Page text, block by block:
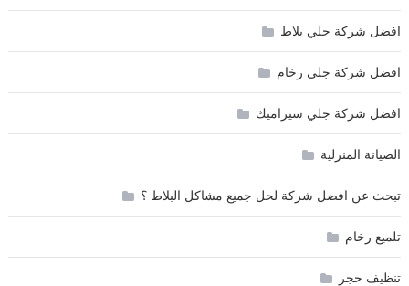
افضل شركة جلي بلاط
افضل شركة جلي رخام
افضل شركة جلي سيراميك
الصيانة المنزلية
تبحث عن افضل شركة لحل جميع مشاكل البلاط ؟
تلميع رخام
تنظيف حجر